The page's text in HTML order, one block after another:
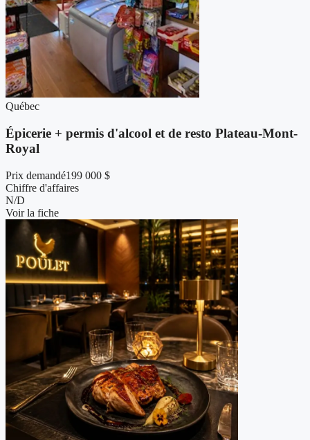
Québec
Épicerie + permis d'alcool et de resto Plateau-Mont-
Royal
Prix demandé199 000 $
Chiffre d'affaires
N/D
Voir la fiche